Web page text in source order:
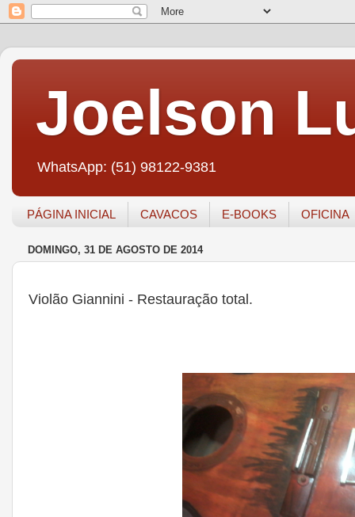
Joelson
WhatsApp: (51) 98122-9381
PÁGINA INICIAL CAVACOS E-BOOKS OFICINA
DOMINGO, 31 DE AGOSTO DE 2014
Violão Giannini - Restauração total.